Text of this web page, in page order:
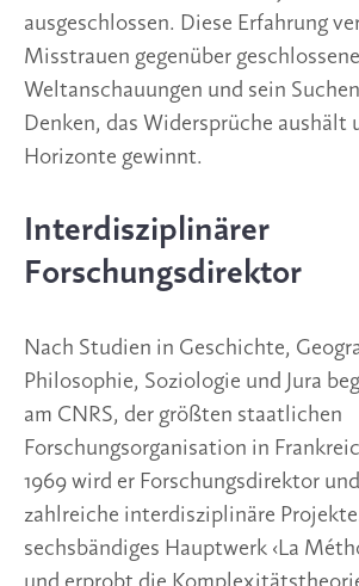
ausgeschlossen. Diese Erfahrung
Misstrauen gegenüber
Weltanschauungen und sein
Denken, das Widersprüche aushält
Horizonte gewinnt.
Interdisziplinärer
Forschungsdirektor
Nach Studien in Geschichte,
Philosophie, Soziologie und Jura
am CNRS, der größten staatlichen
Forschungsorganisation in
1969 wird er Forschungsdirektor
zahlreiche interdisziplinäre
sechsbändiges Hauptwerk ‹La